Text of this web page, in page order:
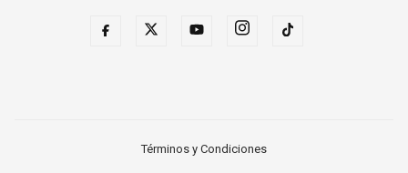
Términos y Condiciones